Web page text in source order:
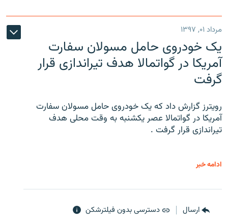
مرداد ۰۱, ۱۳۹۷
یک خودروی حامل مسولان سفارت
آمریکا در گواتمالا هدف تیراندازی قرار
گرفت
رویترز گزارش داد که یک خودروی حامل مسولان سفارت
آمریکا در گواتمالا عصر یکشنبه به وقت محلی هدف
تیراندازی قرار گرفت .
ادامه خبر
ارسال دسترسی بدون فیلترشکن